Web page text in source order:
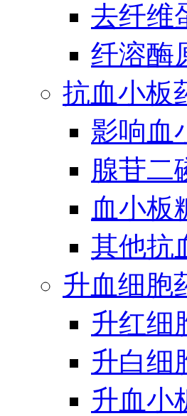
去纤维
纤溶酶
抗血小板
影响血
腺苷二
血小板
其他抗
升血细胞
升红细
升白细
升血小